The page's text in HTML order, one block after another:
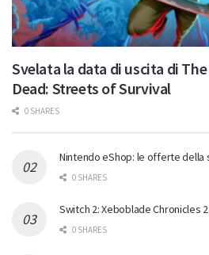
Svelata la data di uscita di
Dead: Streets of Survival
0 SHARES
Nintendo eShop: le offerte della
0 SHARES
Switch 2: Xeboblade Chronicles
0 SHARES